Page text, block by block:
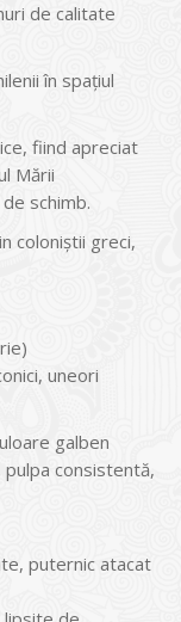
de calitate
în spațiul
fiind apreciat
Mării
schimb.
coloniștii greci,
uneori
galben
consistentă,
puternic atacat